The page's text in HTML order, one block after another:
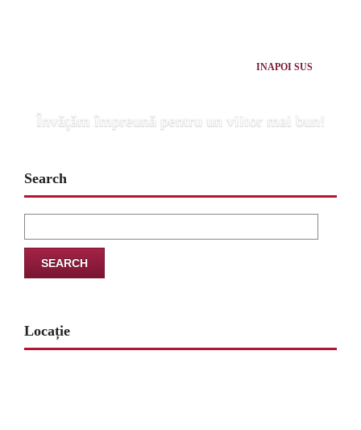
INAPOI SUS
Învăţăm împreună pentru un viitor mai bun!
Search
for:
Locație